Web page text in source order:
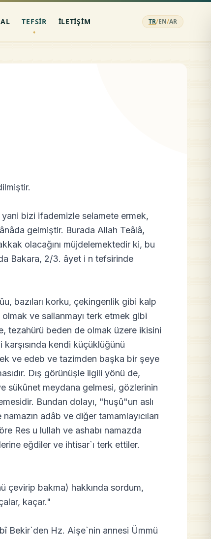
TEFSIR İLETIŞIM TR/EN/AR
bizi ifademizle selamete ermek,
gelmiştir. Burada Allah Teâlâ,
olacağını müjdelemektedir ki, bu
Bakara, 2/3. âyet i n tefsirinde
bazıları korku, çekingenlik gibi kalp
ve sallanmayı terk etmek gibi
tezahürü beden de olmak üzere ikisini
kendi küçüklüğünü
ve edeb ve tazimden başka bir şeye
Dış görünüşle ilgili yönü de,
sükûnet meydana gelmesi, gözlerinin
Bundan dolayı, "huşû"un aslı
adâb ve diğer tamamlayıcıları
Res u lullah ve ashabı namazda
eğdiler ve ihtisar`ı terk ettiler.
çevirip bakma) hakkında sordum,
kaçar."
Bekir`den Hz. Aişe`nin annesi Ümmü